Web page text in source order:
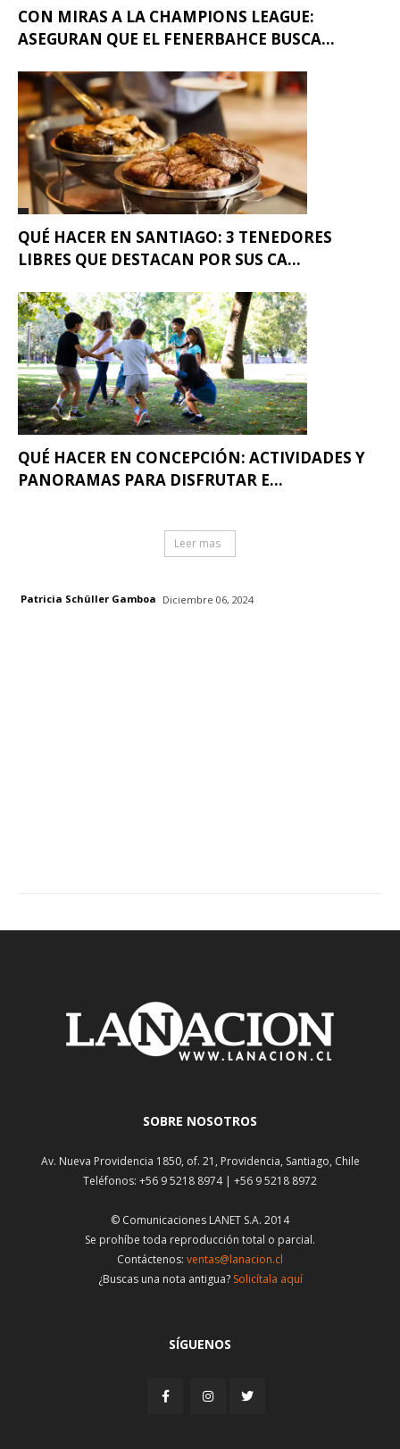
CON MIRAS A LA CHAMPIONS LEAGUE:
ASEGURAN QUE EL FENERBAHCE BUSCA...
QUÉ HACER EN SANTIAGO: 3 TENEDORES
LIBRES QUE DESTACAN POR SUS CA...
QUÉ HACER EN CONCEPCIÓN: ACTIVIDADES Y
PANORAMAS PARA DISFRUTAR E...
Leer mas
Patricia Schüller Gamboa Diciembre 06, 2024
SOBRE NOSOTROS
Av. Nueva Providencia 1850, of. 21, Providencia, Santiago, Chile
Teléfonos: +56 9 5218 8974 | +56 9 5218 8972
© Comunicaciones LANET S.A. 2014
Se prohíbe toda reproducción total o parcial.
Contáctenos: ventas@lanacion.cl
¿Buscas una nota antigua? Solicítala aquí
SÍGUENOS